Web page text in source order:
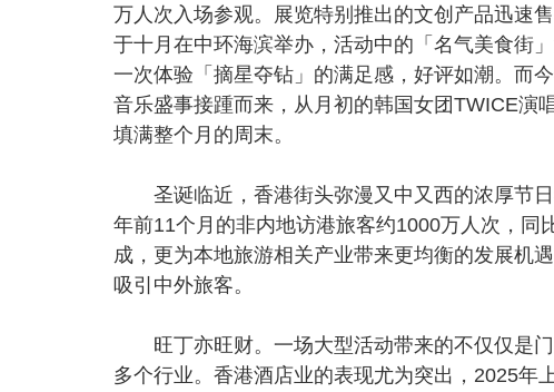
万人次入场参观。展览特别推出的文创产品迅速
于十月在中环海滨举办，活动中的「名气美食街
一次体验「摘星夺钻」的满足感，好评如潮。而
音乐盛事接踵而来，从月初的韩国女团TWICE演
填满整个月的周末。
圣诞临近，香港街头弥漫又中又西的浓厚节日
年前11个月的非内地访港旅客约1000万人次，
成，更为本地旅游相关产业带来更均衡的发展机
吸引中外旅客。
旺丁亦旺财。一场大型活动带来的不仅仅是门
多个行业。香港酒店业的表现尤为突出，2025年